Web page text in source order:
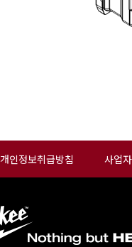
개인정보취급방침 사업